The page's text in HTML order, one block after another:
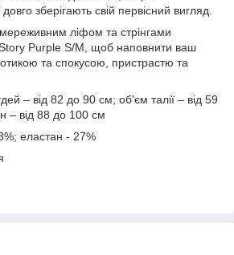
зберігають свій первісний вигляд.
ліфом та стрінгами
Purple S/M, щоб наповнити ваш
та спокусою, пристрастю та
– від 82 до 90 см; об'єм талії – від 59
– від 88 до 100 см
еластан - 27%